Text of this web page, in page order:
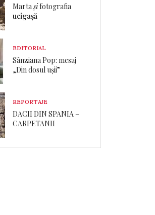
Martașifotografia
ucigașă
EDITORIAL
Sânziana Pop: mesaj
„Din dosul ușii”
REPORTAJE
DACII DIN SPANIA –
CARPETANII